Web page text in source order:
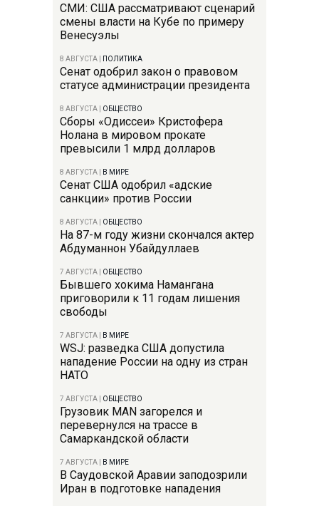
СМИ: США рассматривают сценарий
смены власти на Кубе по примеру
Венесуэлы
8 АВГУСТА ПОЛИТИКА
Сенат одобрил закон о правовом
статусе администрации президента
8 АВГУСТА ОБЩЕСТВО
Сборы «Одиссеи» Кристофера
Нолана в мировом прокате
превысили 1 млрд долларов
8 АВГУСТА В МИРЕ
Сенат США одобрил «адские
санкции» против России
8 АВГУСТА ОБЩЕСТВО
На 87-м году жизни скончался актер
Абдуманнон Убайдуллаев
7 АВГУСТА ОБЩЕСТВО
Бывшего хокима Намангана
приговорили к 11 годам лишения
свободы
7 АВГУСТА В МИРЕ
WSJ: разведка США допустила
нападение России на одну из стран
НАТО
7 АВГУСТА ОБЩЕСТВО
Грузовик MAN загорелся и
перевернулся на трассе в
Самаркандской области
7 АВГУСТА В МИРЕ
В Саудовской Аравии заподозрили
Иран в подготовке нападения